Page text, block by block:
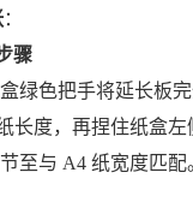
：
骤
绿色把手将延长板
长度，再捏住纸盒左
至与 A4 纸宽度匹配